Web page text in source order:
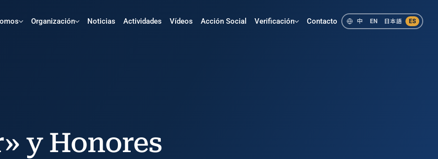
Organización Noticias Actividades Vídeos Acción Social Verificación Contacto 中 EN 日本語 ES
y Honores